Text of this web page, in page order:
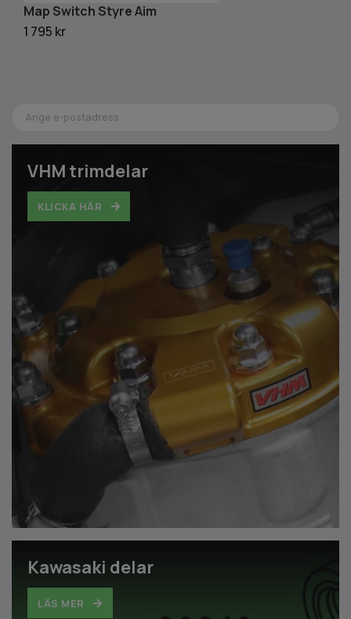
VHM trimdelar
KLICKA HÄR
Kawasaki delar
LÄS MER
Map Switch Styre Aim
1 795 kr